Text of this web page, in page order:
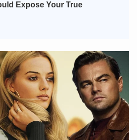
CỦA
kỳ điều gì bạn cần biết về
Đô nhé. Tôi sẵn sàng hỗ trợ!